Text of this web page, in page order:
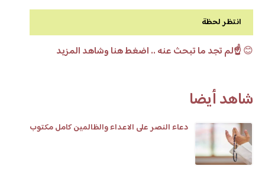
انتظر لحظة
😊☝️لم تجد ما تبحث عنه .. اضغط هنا وشاهد المزيد
شاهد أيضا
دعاء النصر على الاعداء والظالمين كامل مكتوب